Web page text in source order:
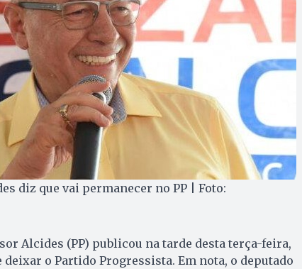
diz que vai permanecer no PP | Foto:
Alcides (PP) publicou na tarde desta terça-feira,
deixar o Partido Progressista. Em nota, o deputado